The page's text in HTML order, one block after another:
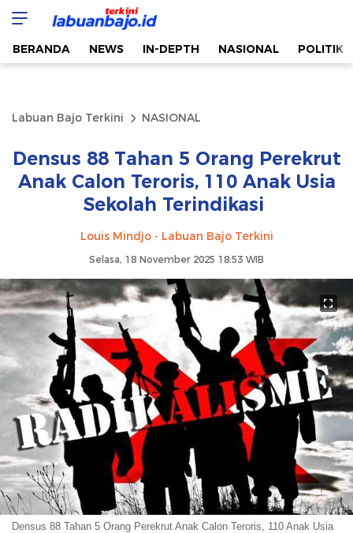
Labuan Bajo Terkini
Aktual & Berimbang
BERANDA NEWS IN-DEPTH NASIONAL POLITIK
Labuan Bajo Terkini NASIONAL
Densus 88 Tahan 5 Orang Perekrut
Anak Calon Teroris, 110 Anak Usia
Sekolah Terindikasi
Louis Mindjo - Labuan Bajo Terkini
Selasa, 18 November 2025 18:53 WIB
Densus 88 Tahan 5 Orang Perekrut Anak Calon Teroris, 110 Anak Usia